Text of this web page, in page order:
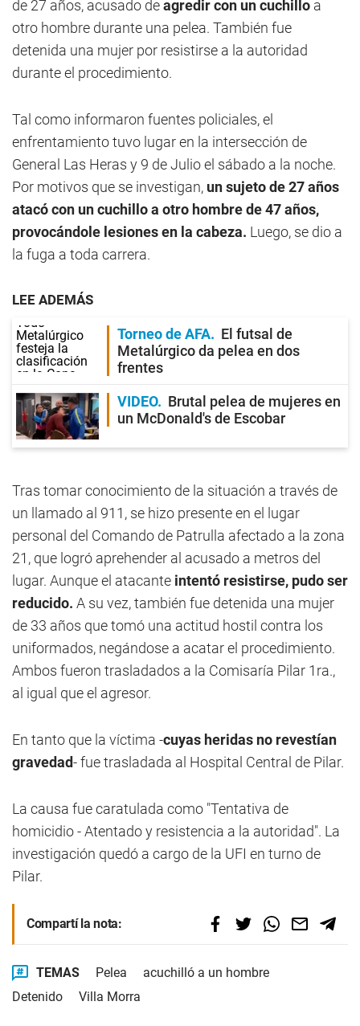
de 27 años, acusado deagredir con un cuchillo a
otro hombre durante una pelea. También fue
detenida una mujer por resistirse a la autoridad
durante el procedimiento.
Tal como informaron fuentes policiales, el
enfrentamiento tuvo lugar en la intersección de
General Las Heras y 9 de Julio el sábado a la noche.
Por motivos que se investigan, un sujeto de 27 años
atacó con un cuchillo a otro hombre de 47 años,
provocándole lesiones en la cabeza. Luego, se dio a
la fuga a toda carrera.
LEE ADEMÁS
Torneo de AFA
El futsal de
Metalúrgico da pelea en dos
frentes
VIDEO
Brutal pelea de mujeres en
un McDonald's de Escobar
Tras tomar conocimiento de la situación a través de
un llamado al 911, se hizo presente en el lugar
personal del Comando de Patrulla afectado a la zona
21, que logró aprehender al acusado a metros del
lugar. Aunque el atacante intentó resistirse, pudo ser
reducido. A su vez, también fue detenida una mujer
de 33 años que tomó una actitud hostil contra los
uniformados, negándose a acatar el procedimiento.
Ambos fueron trasladados a la Comisaría Pilar 1ra.,
al igual que el agresor.
En tanto que la víctima -cuyas heridas no revestían
gravedad- fue trasladada al Hospital Central de Pilar.
La causa fue caratulada como "Tentativa de
homicidio - Atentado y resistencia a la autoridad". La
investigación quedó a cargo de la UFI en turno de
Pilar.
Compartí la nota:
TEMAS Pelea
acuchilló a un hombre
Detenido
Villa Morra